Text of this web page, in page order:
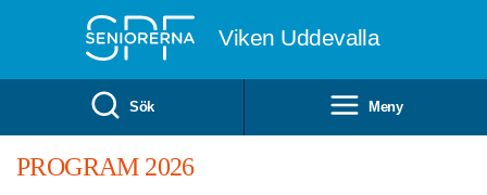
Viken Uddevalla
Sök Meny
PROGRAM 2026